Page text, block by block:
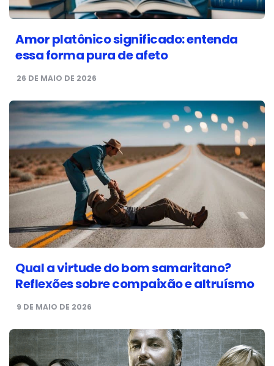
Amor platônico significado: entenda
essa forma pura de afeto
26 DE MAIO DE 2026
Qual a virtude do bom samaritano?
Reflexões sobre compaixão e altruísmo
9 DE MAIO DE 2026